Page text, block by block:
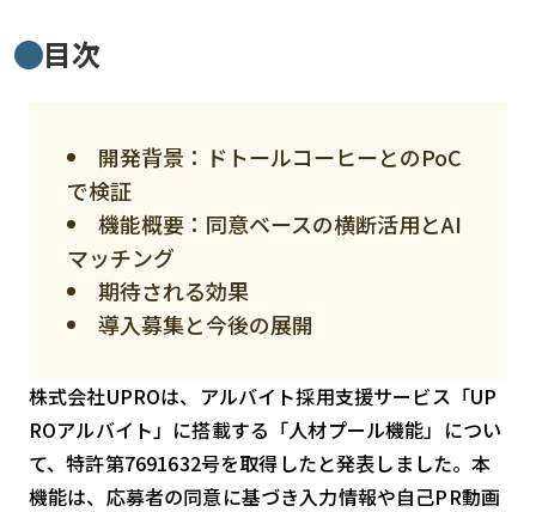
ドローン
スマート物流
ニュース
カメラ
Wi-Fi
SaaS
目次
開発背景：ドトールコーヒーとのPoC
で検証
機能概要：同意ベースの横断活用とAI
マッチング
期待される効果
導入募集と今後の展開
株式会社UPROは、アルバイト採用支援サービス「UP
ROアルバイト」に搭載する「人材プール機能」につい
て、特許第7691632号を取得したと発表しました。本
機能は、応募者の同意に基づき入力情報や自己PR動画